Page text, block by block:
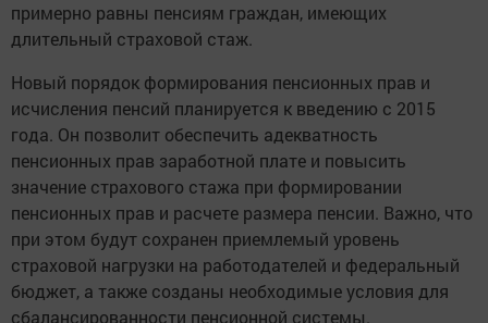
примерно равны пенсиям граждан, имеющих
длительный страховой стаж.
Новый порядок формирования пенсионных прав и
исчисления пенсий планируется к введению с 2015
года. Он позволит обеспечить адекватность
пенсионных прав заработной плате и повысить
значение страхового стажа при формировании
пенсионных прав и расчете размера пенсии. Важно, что
при этом будут сохранен приемлемый уровень
страховой нагрузки на работодателей и федеральный
бюджет, а также созданы необходимые условия для
сбалансированности пенсионной системы.